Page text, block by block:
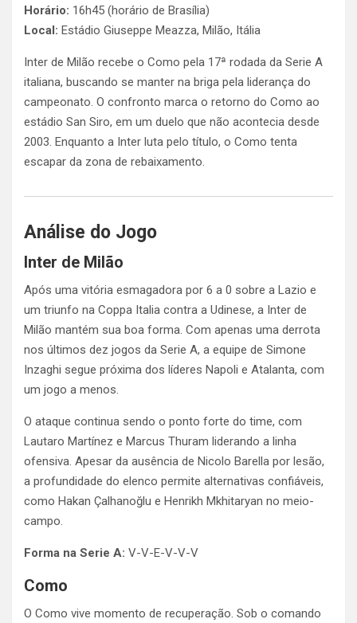
Horário: 16h45 (horário de Brasília)
Local: Estádio Giuseppe Meazza, Milão, Itália
Inter de Milão recebe o Como pela 17ª rodada da Serie A
italiana, buscando se manter na briga pela liderança do
campeonato. O confronto marca o retorno do Como ao
estádio San Siro, em um duelo que não acontecia desde
2003. Enquanto a Inter luta pelo título, o Como tenta
escapar da zona de rebaixamento.
Análise do Jogo
Inter de Milão
Após uma vitória esmagadora por 6 a 0 sobre a Lazio e
um triunfo na Coppa Italia contra a Udinese, a Inter de
Milão mantém sua boa forma. Com apenas uma derrota
nos últimos dez jogos da Serie A, a equipe de Simone
Inzaghi segue próxima dos líderes Napoli e Atalanta, com
um jogo a menos.
O ataque continua sendo o ponto forte do time, com
Lautaro Martínez e Marcus Thuram liderando a linha
ofensiva. Apesar da ausência de Nicolo Barella por lesão,
a profundidade do elenco permite alternativas confiáveis,
como Hakan Çalhanoğlu e Henrikh Mkhitaryan no meio-
campo.
Forma na Serie A: V-V-E-V-V-V
Como
O Como vive momento de recuperação. Sob o comando